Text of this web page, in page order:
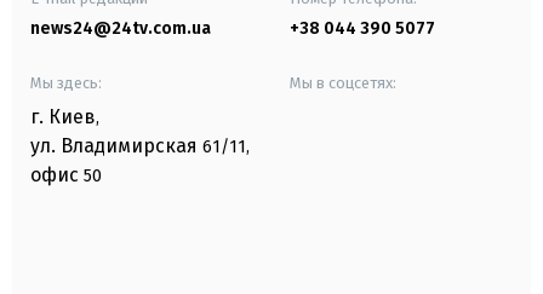
news24@24tv.com.ua +38 044 390 5077
Мы здесь:
г. Киев,
ул. Владимирская 61/11,
офис 50
Мы в соцсетях: